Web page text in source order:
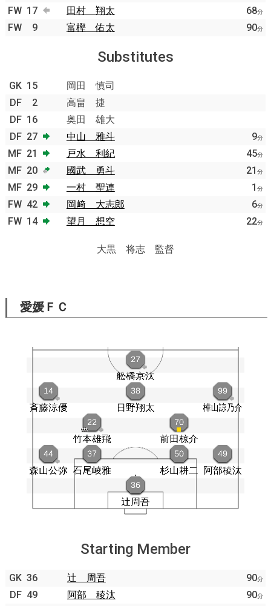
FW 17 田村 翔太 68分
FW 9 富樫 佑太 90分
Substitutes
GK 15
岡田 慎司
DF
2
高畠 捷
DF 16
奥田 雄大
DF 27 中山 雅斗 9分
MF 21 戸水 利紀 45分
MF 20 國武 勇斗 21 分
MF 29 一村 聖連 1 分
FW 42 岡﨑 大志郎 6分
FW 14 望月 想空 22分
大黒 将志 監督
愛媛ＦＣ
Starting Member
GK 36 辻 周吾 90分
DF 49 阿部 稜汰 90分